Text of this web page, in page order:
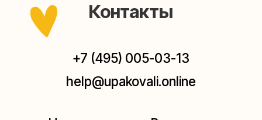
(как пройти)
Мастерская на Плющихе
+7 (980) 495-03-13